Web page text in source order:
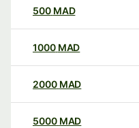
500 MAD
1000 MAD
2000 MAD
5000 MAD